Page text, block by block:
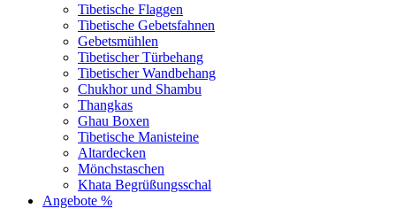
Tibetische Flaggen
Tibetische Gebetsfahnen
Gebetsmühlen
Tibetischer Türbehang
Tibetischer Wandbehang
Chukhor und Shambu
Thangkas
Ghau Boxen
Tibetische Manisteine
Altardecken
Mönchstaschen
Khata Begrüßungsschal
Angebote %